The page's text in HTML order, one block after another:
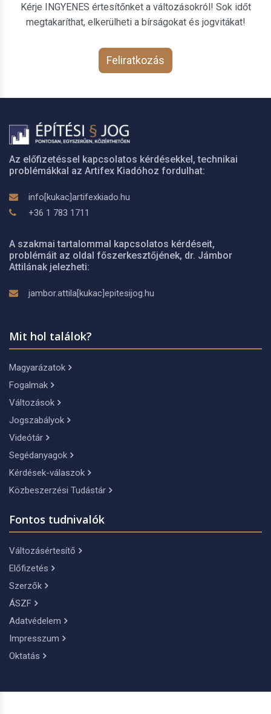
Kérje INGYENES értesítőnket a változásokról! Sok időt
megtakaríthat, elkerülheti a bírságokat és jogvitákat!
Feliratkozás
Az előfizetéssel kapcsolatos kérdésekkel, technikai
problémákkal az Artifex Kiadóhoz fordulhat:
info[kukac]artifexkiado.hu
+36 1 783 1711
A szakmai tartalommal kapcsolatos kérdéseit,
problémáit az oldal főszerkesztőjének, dr. Jámbor
Attilának jelezheti:
jambor.attila[kukac]epitesijog.hu
Mit hol találok?
Magyarázatok
Fogalmak
Változások
Jogszabályok
Videótár
Segédanyagok
Kérdések-válaszok
Közbeszerzési Tudástár
Fontos tudnivalók
Változásértesítő
Előfizetés
Szerzők
ÁSZF
Adatvédelem
Impresszum
Oktatás